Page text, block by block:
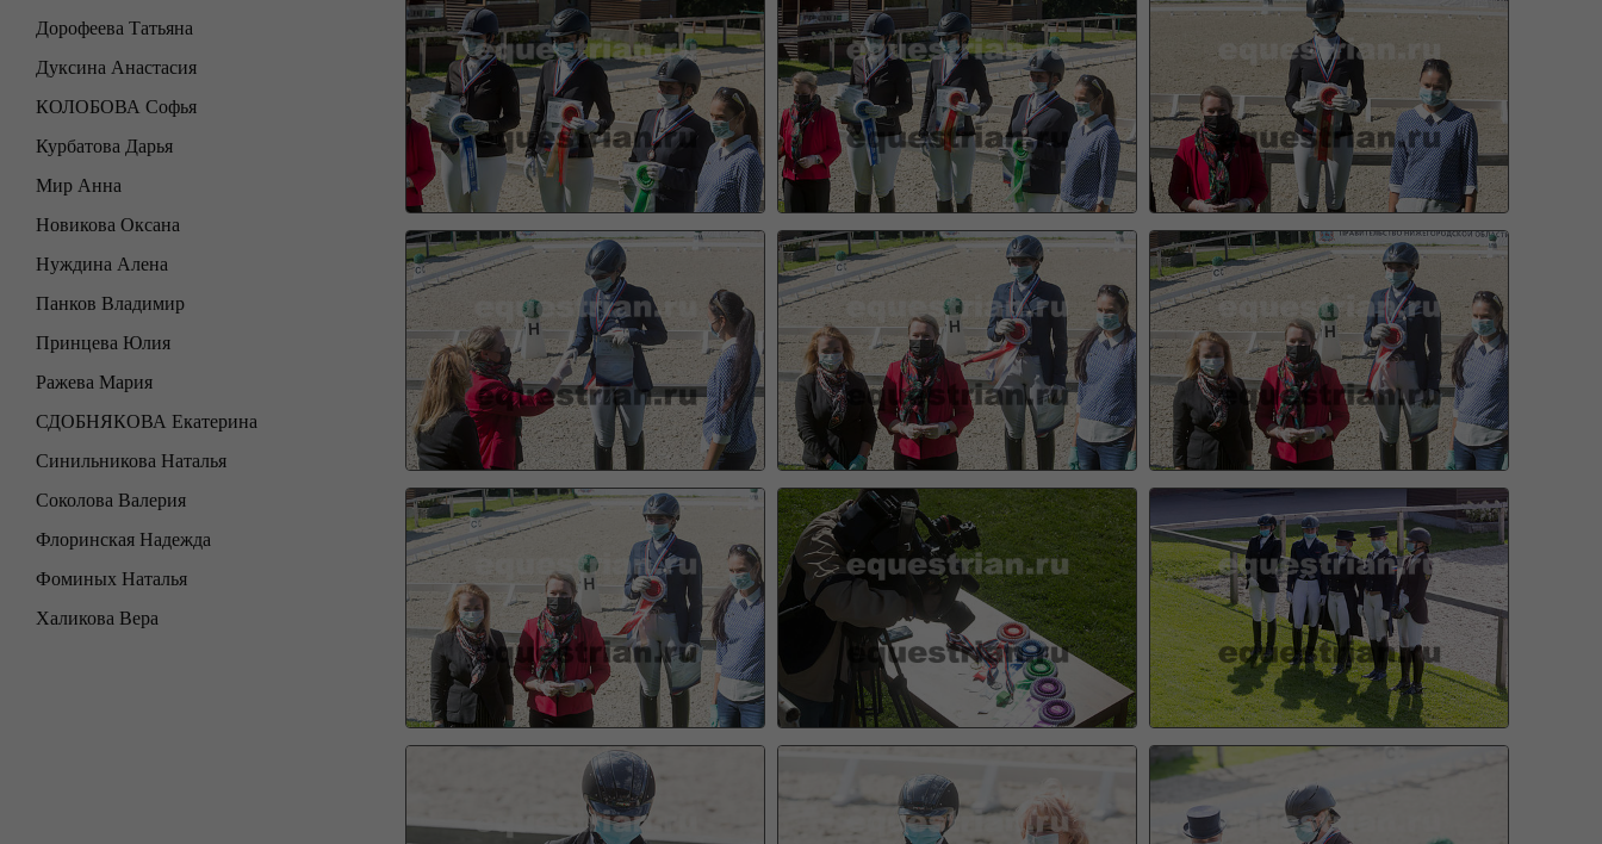
Дорофеева Татьяна
Дуксина Анастасия
КОЛОБОВА Софья
Курбатова Дарья
Мир Анна
Новикова Оксана
Нуждина Алена
Панков Владимир
Принцева Юлия
Ражева Мария
СДОБНЯКОВА Екатерина
Синильникова Наталья
Соколова Валерия
Флоринская Надежда
Фоминых Наталья
Халикова Вера